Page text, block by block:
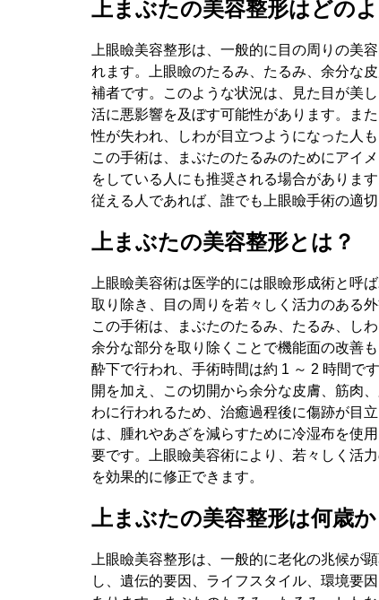
上まぶたの美容整形はどの
上眼瞼美容整形は、一般的に目の周りの美
れます。上眼瞼のたるみ、たるみ、余分な
補者です。このような状況は、見た目が美
活に悪影響を及ぼす可能性があります。ま
性が失われ、しわが目立つようになった人
この手術は、まぶたのたるみのためにアイ
をしている人にも推奨される場合がありま
従える人であれば、誰でも上眼瞼手術の適
上まぶたの美容整形とは？
上眼瞼美容術は医学的には眼瞼形成術と呼
取り除き、目の周りを若々しく活力のある
この手術は、まぶたのたるみ、たるみ、し
余分な部分を取り除くことで機能面の改善
酔下で行われ、手術時間は約 1 ～ 2 時間で
開を加え、この切開から余分な皮膚、筋肉
わに行われるため、治癒過程後に傷跡が目
は、腫れやあざを減らすために冷湿布を使
要です。上眼瞼美容術により、若々しく活
を効果的に修正できます。
上まぶたの美容整形は何歳
上眼瞼美容整形は、一般的に老化の兆候が
し、遺伝的要因、ライフスタイル、環境要